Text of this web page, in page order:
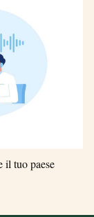
il tuo paese